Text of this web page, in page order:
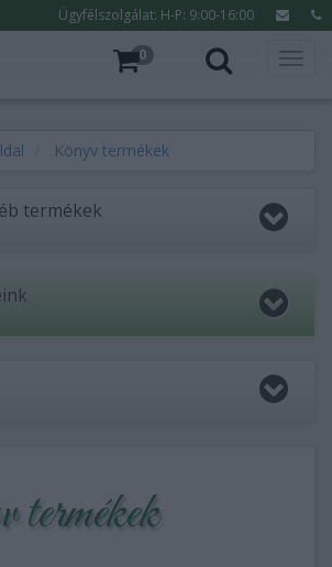
Ügyfélszolgálat: H-P: 9:00-16:00
0
Könyv termékek
termékek